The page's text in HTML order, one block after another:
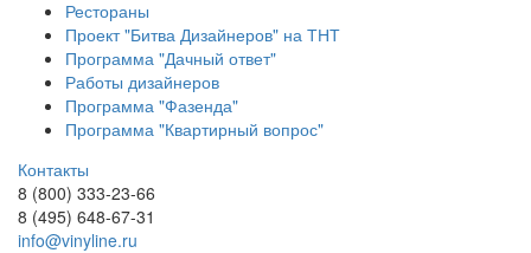
Рестораны
Проект "Битва Дизайнеров" на ТНТ
Программа "Дачный ответ"
Работы дизайнеров
Программа "Фазенда"
Программа "Квартирный вопрос"
Контакты
8 (800) 333-23-66
8 (495) 648-67-31
info@vinyline.ru